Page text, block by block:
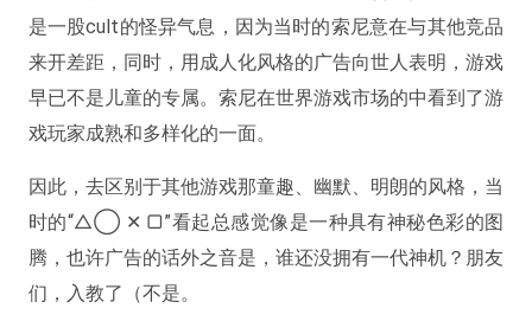
是一股cult的怪异气息，因为当时的索尼意在与其他竞品
来开差距，同时，用成人化风格的广告向世人表明，游戏
早已不是儿童的专属。索尼在世界游戏市场的中看到了游
戏玩家成熟和多样化的一面。
因此，去区别于其他游戏那童趣、幽默、明朗的风格，当
时的“△◯ ✕ ▢”看起总感觉像是一种具有神秘色彩的图
腾，也许广告的话外之音是，谁还没拥有一代神机？朋友
们，入教了（不是。